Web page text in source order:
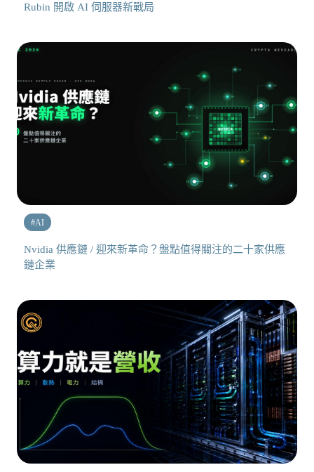
Rubin 開啟 AI 伺服器新戰局
#AI
Nvidia 供應鏈 / 迎來新革命？盤點值得關注的二十家供應
鏈企業